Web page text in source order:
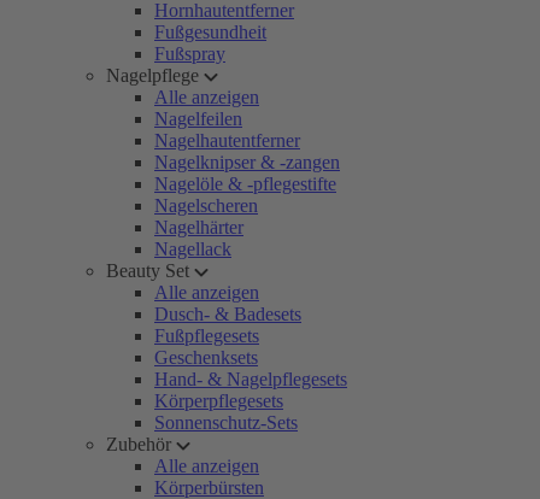
Hornhautentferner
Fußgesundheit
Fußspray
Nagelpflege
Alle anzeigen
Nagelfeilen
Nagelhautentferner
Nagelknipser & -zangen
Nagelöle & -pflegestifte
Nagelscheren
Nagelhärter
Nagellack
Beauty Set
Alle anzeigen
Dusch- & Badesets
Fußpflegesets
Geschenksets
Hand- & Nagelpflegesets
Körperpflegesets
Sonnenschutz-Sets
Zubehör
Alle anzeigen
Körperbürsten